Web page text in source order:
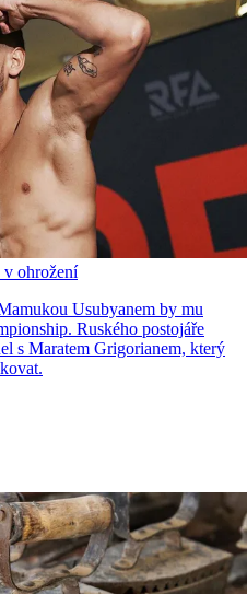
v ohrožení
Usubyanem by mu
Ruského postojáře
s Maratem Grigorianem, který